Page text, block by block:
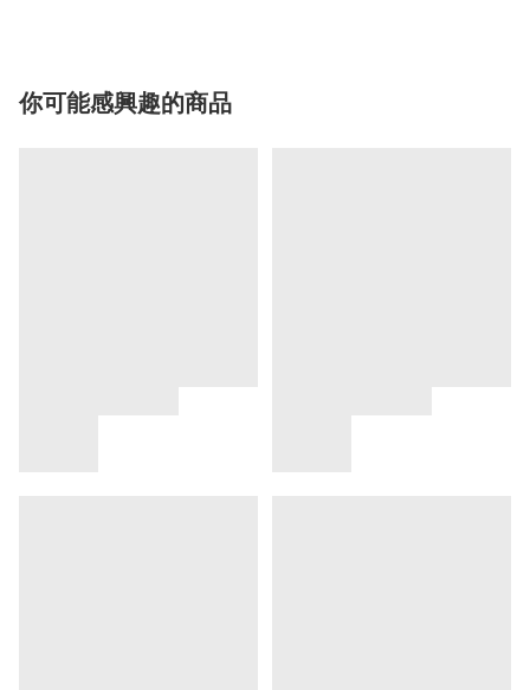
你可能感興趣的商品